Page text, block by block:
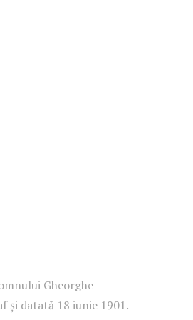
Gheorghe
și datată 18 iunie 1901.